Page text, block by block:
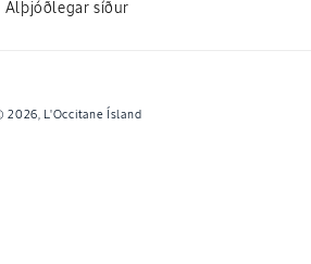
Alþjóðlegar síður
Greiðslumátar
2026, L'Occitane Ísland